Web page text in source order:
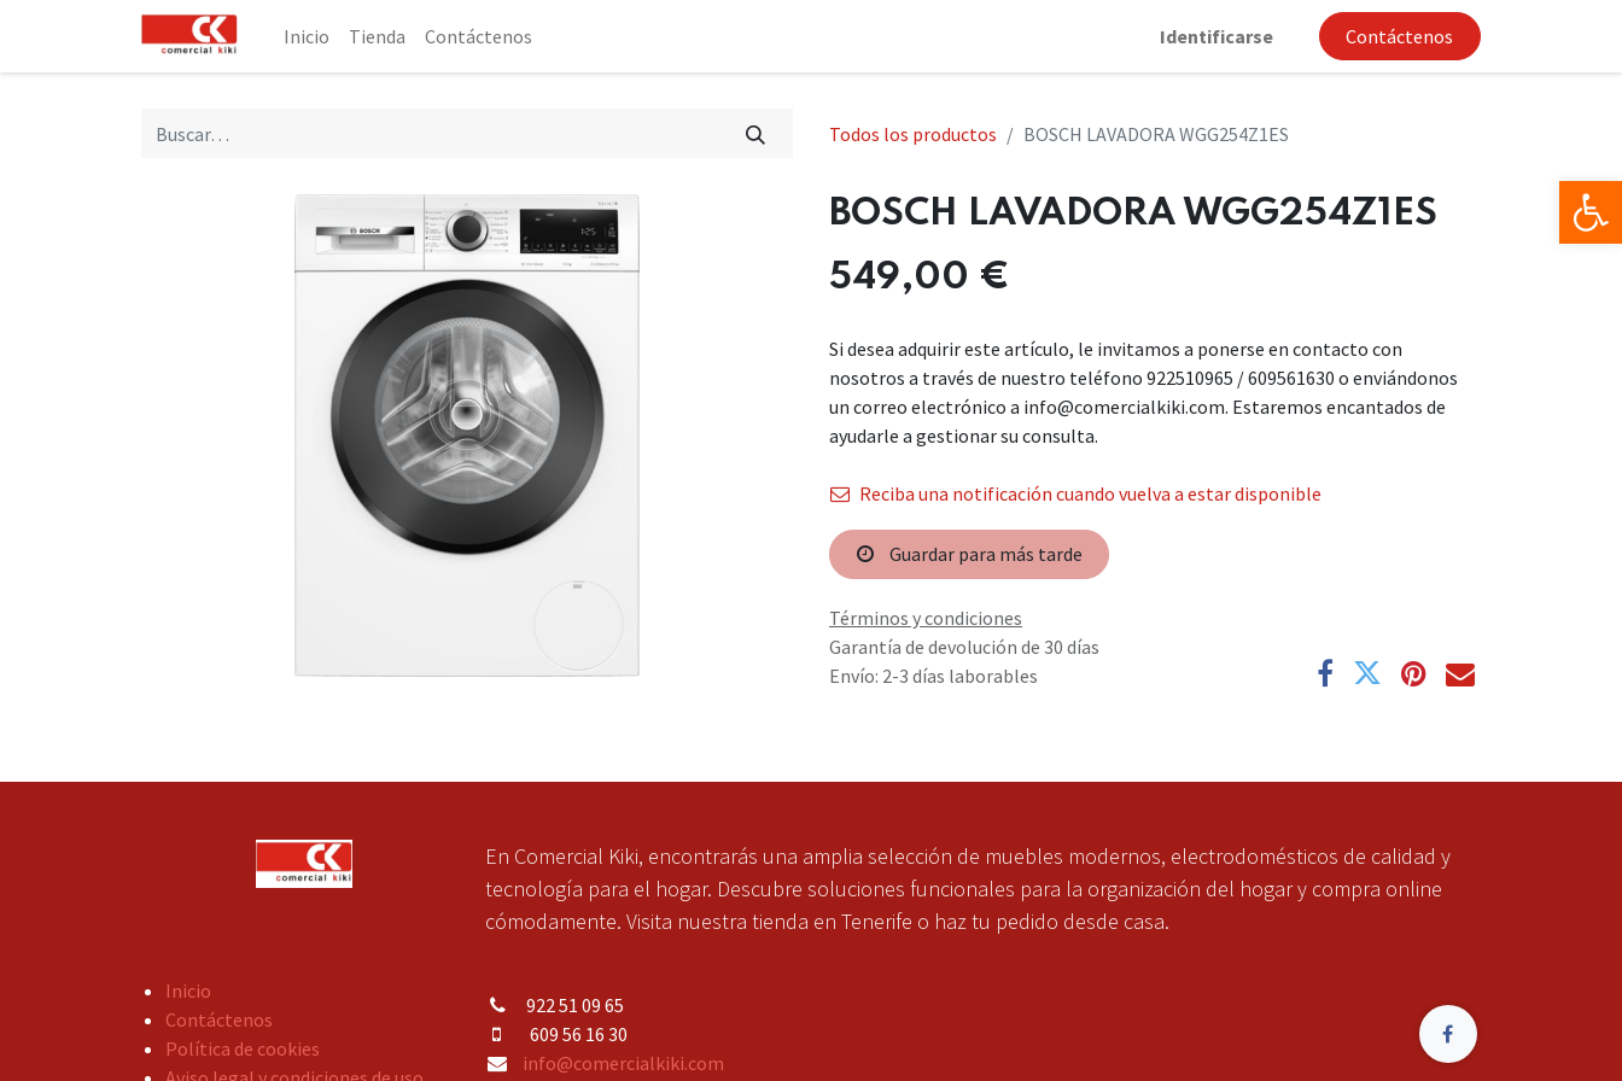
Inicio Tienda Contáctenos Identificarse Contáctenos
Todos los productos BOSCH LAVADORA WGG254Z1ES
BOSCH LAVADORA WGG254Z1ES
549,00 €
Si desea adquirir este artículo, le invitamos a ponerse en contacto con
nosotros a través de nuestro teléfono 922510965 / 609561630 o enviándonos
un correo electrónico a info@comercialkiki.com. Estaremos encantados de
ayudarle a gestionar su consulta.
Reciba una notificación cuando vuelva a estar disponible
Guardar para más tarde
Términos y condiciones
Garantía de devolución de 30 días
Envío: 2-3 días laborables
En Comercial Kiki, encontrarás una amplia selección de muebles modernos, electrodomésticos de calidad y
tecnología para el hogar. Descubre soluciones funcionales para la organización del hogar y compra online
cómodamente. Visita nuestra tienda en Tenerife o haz tu pedido desde casa.
Inicio
Contáctenos
Política de cookies
922 51 09 65
609 56 16 30
info@comercialkiki.com